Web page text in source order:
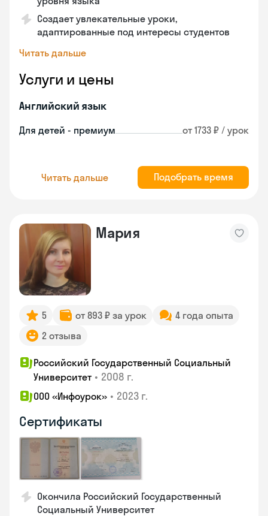
Создает увлекательные уроки,
адаптированные под интересы студентов
Читать дальше
Услуги и цены
Английский язык
Для детей - премиум от 1733 ₽ / урок
Читать дальше Подобрать время
Мария
5 от 893 ₽ за урок
4 года опыта
2 отзыва
Российский Государственный Социальный
Университет • 2008 г.
ООО «Инфоурок» • 2023 г.
Сертификаты
Окончила Российский Государственный
Социальный Университет